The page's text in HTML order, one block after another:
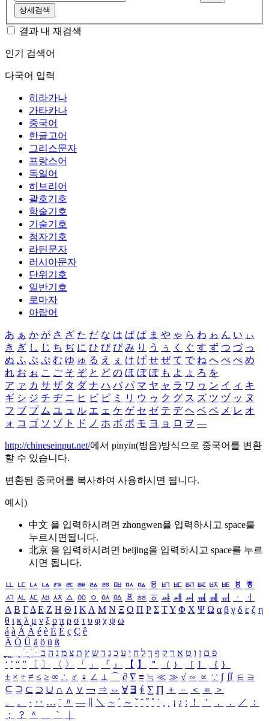
상세검색
결과 내 재검색
인기 검색어
다국어 입력
히라가나
가타카나
중국어
한글고어
그리스문자
프랑스어
독일어
히브리어
괄호기호
학술기호
기술기호
첨자기호
라틴문자
러시아문자
단위기호
일반기호
로마자
아랍어
あ ぁ か が さ ざ た だ な は ば ぱ ま や ゃ ら わ ゎ ん い ぃ
き ぎ し じ ち ぢ に ひ び ぴ み り う ぅ く ぐ す ず つ づ っ
ぬ ふ ぶ ぷ む ゆ ゅ る え ぇ け げ せ ぜ て で ね へ べ ぺ め
れ お ぉ こ ご そ ぞ と ど の ほ ぼ ぽ も よ ょ ろ を
ア ァ カ サ ザ タ ダ ナ ハ バ パ マ ヤ ャ ラ ワ ヮ ン イ ィ キ
ギ シ ジ チ ヂ ニ ヒ ビ ピ ミ リ ウ ゥ ク グ ス ズ ツ ヅ ッ ヌ
フ ブ プ ム ユ ュ ル エ ェ ケ ゲ セ ゼ テ デ ヘ ベ ペ メ レ オ
ォ コ ゴ ソ ゾ ト ド ノ ホ ボ ポ モ ヨ ョ ロ ヲ ―
http://chineseinput.net/에서 pinyin(병음)방식으로 중국어를 변환
할 수 있습니다.
변환된 중국어를 복사하여 사용하시면 됩니다.
예시)
中文 을 입력하시려면 zhongwen을 입력하시고 space를
누르시면됩니다.
北京 을 입력하시려면 beijing을 입력하시고 space를 누르
시면 됩니다.
ㅥ ㅦ ㅧ ㅨ ㅩ ㅪ ㅫ ㅬ ㅭ ㅮ ㅯ ㅰ ㅱ ㅲ ㅳ ㅴ ㅵ ㅶ ㅷ ㅸ
ㅹ
ㅺ ㅻ ㅼ ㅽ ㅾ ㅿ ㆀ ㆁ ㆂ ㆃ ㆄ ㆅ ㆆ ㆇ ㆈ ㆉ ㆊ ㆋ ㆌ ㆍ
ㆎ
Α Β ΓΔ Ε Ζ Η Θ Ι ΚΛ Μ Ν Ξ Ο Π Ρ Σ ΤΥ Φ Χ Ψ Ω α β γ δ ε ζ η
θ ι κ λ μ ν ξ ο π ρ σ τ υ φ χ ψ ω
á à Á À é è É È ç Ç ê
Ä Ö Ü ä ö ü ß
ִֶֹ ֻּ ׁׂ פ ם ן ו ט א ר ק ף ך ל ח י ע כ ג ד ש ץ ת צ מ נ ה ב
‘ ’ “ ” 〔 〕 〈 〉 「 」 『 』 【 】 ＂ （ ） ［ ］ ｛ ｝
± × ÷ ≠ ≤ ≥ ∞ ∴ ♂ ♀ ∠ ⊥ ⌒ ∂ ∇ ≡ ≒ ≪ ≫ √ ∽ ∝ ∵ ∫ ∬ ∈ ∋
⊆ ⊇ ⊂ ⊃ ∪ ∩ ∧ ∨ ￢ ⇒ ⇔ ∀ ∃ ∮ ∑ ∏ ＋ － ＜ ＝
＞
、
。 · ‥ … ¨ 〃 ― ＼ ∼ ´ ～ ˇ ˘ ˝ ˚ ˙ ¸ ¡ ¿ ː ！ ＇ ， ． ／
：
；
？ ＾ ｀